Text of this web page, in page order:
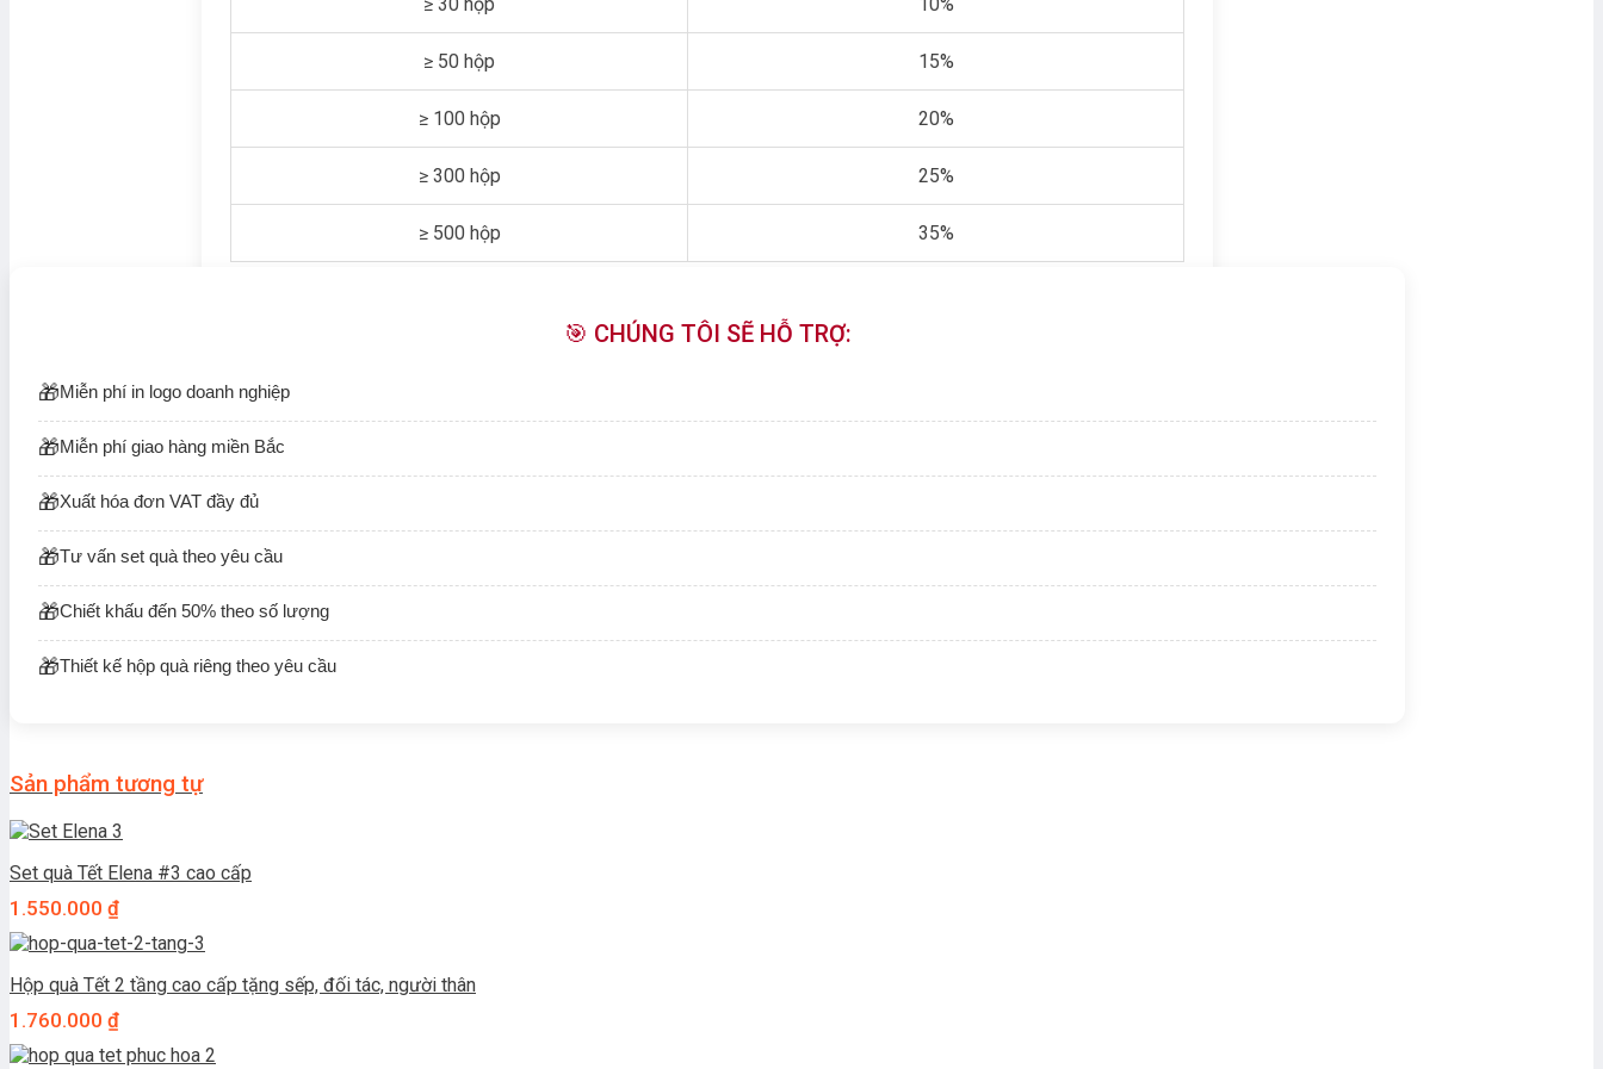
≥ 30 hộp 10%
≥ 50 hộp 15%
≥ 100 hộp 20%
≥ 300 hộp 25%
≥ 500 hộp 35%
🎯 CHÚNG TÔI SẼ HỖ TRỢ:
Miễn phí in logo doanh nghiệp
Miễn phí giao hàng miền Bắc
Xuất hóa đơn VAT đầy đủ
Tư vấn set quà theo yêu cầu
Chiết khấu đến 50% theo số lượng
Thiết kế hộp quà riêng theo yêu cầu
Sản phẩm tương tự
Set quà Tết Elena #3 cao cấp
1.550.000 ₫
Hộp quà Tết 2 tầng cao cấp tặng sếp, đối tác, người thân
1.760.000 ₫